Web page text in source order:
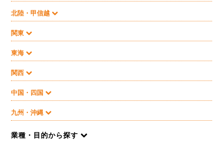
北陸・甲信越
関東
東海
関西
中国・四国
九州・沖縄
業種・目的から探す